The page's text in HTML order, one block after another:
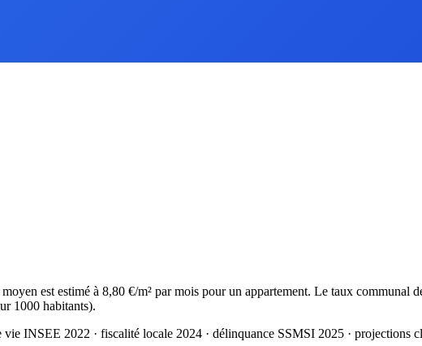
est estimé à 8,80 €/m² par mois pour un appartement. Le taux communal
1000 habitants).
vie INSEE 2022 · fiscalité locale 2024 · délinquance SSMSI 2025 · projections